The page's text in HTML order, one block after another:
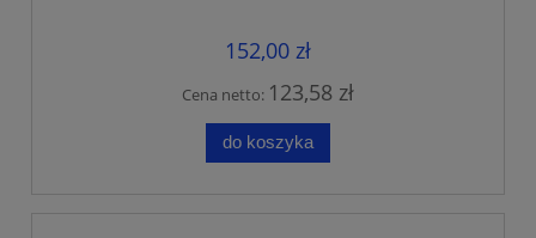
152,00 zł
Cena netto: 123,58 zł
do koszyka